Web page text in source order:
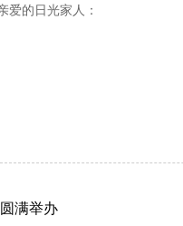
爱的日光家人：
满举办